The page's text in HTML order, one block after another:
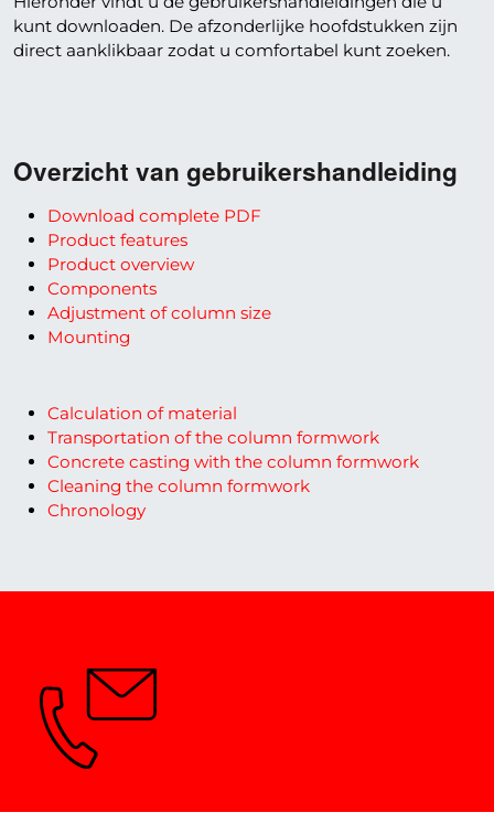
kunt downloaden. De afzonderlijke hoofdstukken zijn
direct aanklikbaar zodat u comfortabel kunt zoeken.
Overzicht van gebruikershandleiding
Download complete PDF
Product features
Product overview
Components
Adjustment of column size
Mounting
Calculation of material
Transportation of the column formwork
Concrete casting with the column formwork
Cleaning the column formwork
Chronology